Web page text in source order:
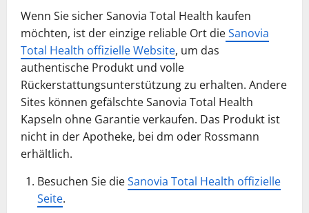
Wenn Sie sicher Sanovia Total Health kaufen
möchten, ist der einzige reliable Ort dieSanovia
Total Health offizielle Website, um das
authentische Produkt und volle
Rückerstattungsunterstützung zu erhalten. Andere
Sites können gefälschte Sanovia Total Health
Kapseln ohne Garantie verkaufen. Das Produkt ist
nicht in der Apotheke, bei dm oder Rossmann
erhältlich.
Besuchen Sie dieSanovia Total Health offizielle
Seite.